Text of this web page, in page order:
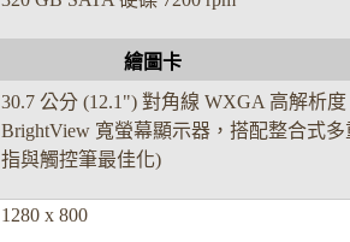
繪圖卡
30.7 公分 (12.1") 對角線 WXGA 高解析
BrightView 寬螢幕顯示器，搭配整合式
指與觸控筆最佳化)
1280 x 800